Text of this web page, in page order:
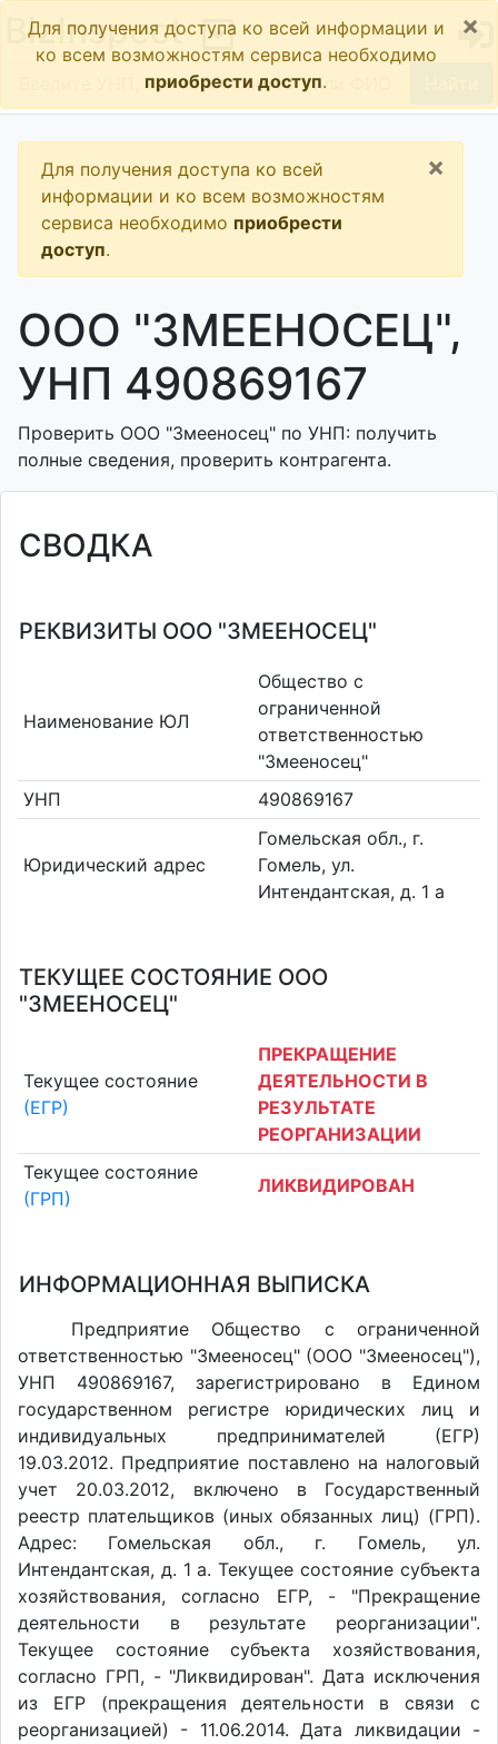
BizInspect
Для получения доступа ко всей информации и
ко всем возможностям сервиса необходимо
приобрести доступ.
×
Для получения доступа ко всей
информации и ко всем возможностям
сервиса необходимо приобрести
доступ.
×
ООО "ЗМЕЕНОСЕЦ",
УНП 490869167
Проверить ООО "Змееносец" по УНП: получить
полные сведения, проверить контрагента.
СВОДКА
РЕКВИЗИТЫ ООО "ЗМЕЕНОСЕЦ"
Наименование ЮЛ
Общество с
ограниченной
ответственностью
"Змееносец"
УНП
490869167
Юридический адрес
Гомельская обл., г.
Гомель, ул.
Интендантская, д. 1 а
ТЕКУЩЕЕ СОСТОЯНИЕ ООО
"ЗМЕЕНОСЕЦ"
Текущее состояние
(ЕГР)
ПРЕКРАЩЕНИЕ
ДЕЯТЕЛЬНОСТИ В
РЕЗУЛЬТАТЕ
РЕОРГАНИЗАЦИИ
Текущее состояние
(ГРП)
ЛИКВИДИРОВАН
ИНФОРМАЦИОННАЯ ВЫПИСКА
Предприятие Общество с ограниченной
ответственностью "Змееносец" (ООО "Змееносец"),
УНП 490869167, зарегистрировано в Едином
государственном регистре юридических лиц и
индивидуальных предпринимателей (ЕГР)
19.03.2012. Предприятие поставлено на налоговый
учет 20.03.2012, включено в Государственный
реестр плательщиков (иных обязанных лиц) (ГРП).
Адрес: Гомельская обл., г. Гомель, ул.
Интендантская, д. 1 а. Текущее состояние субъекта
хозяйствования, согласно ЕГР, - "Прекращение
деятельности в результате реорганизации".
Текущее состояние субъекта хозяйствования,
согласно ГРП, - "Ликвидирован". Дата исключения
из ЕГР (прекращения деятельности в связи с
реорганизацией) - 11.06.2014. Дата ликвидации -